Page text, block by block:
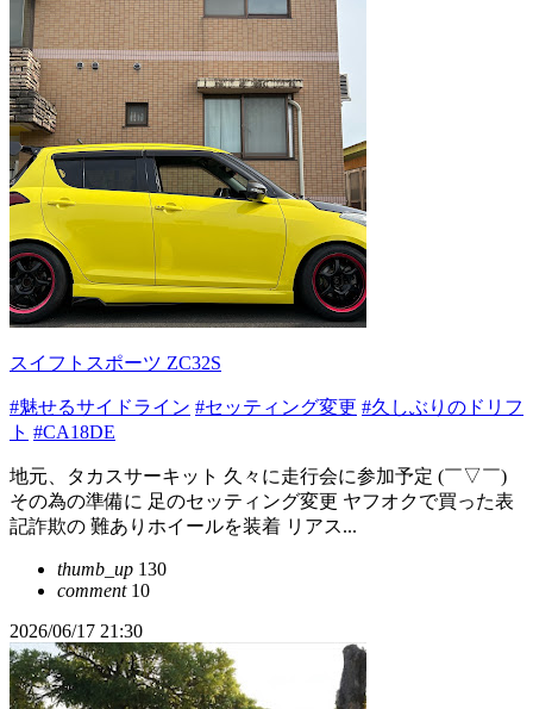
スイフトスポーツ ZC32S
#魅せるサイドライン #セッティング変更 #久しぶりのドリフ
ト #CA18DE
地元、タカスサーキット 久々に走行会に参加予定 (￣▽￣)
その為の準備に 足のセッティング変更 ヤフオクで買った表
記詐欺の 難ありホイールを装着 リアス...
thumb_up 130
comment10
2026/06/17 21:30